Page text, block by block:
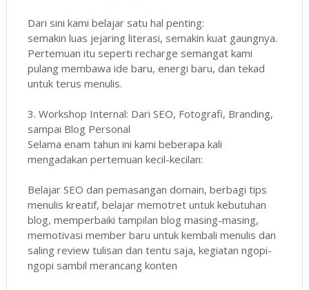
Dari sini kami belajar satu hal penting:
semakin luas jejaring literasi, semakin kuat gaungnya.
Pertemuan itu seperti recharge semangat kami
pulang membawa ide baru, energi baru, dan tekad
untuk terus menulis.
3. Workshop Internal: Dari SEO, Fotografi, Branding,
sampai Blog Personal
Selama enam tahun ini kami beberapa kali
mengadakan pertemuan kecil-kecilan:
Belajar SEO dan pemasangan domain, berbagi tips
menulis kreatif, belajar memotret untuk kebutuhan
blog, memperbaiki tampilan blog masing-masing,
memotivasi member baru untuk kembali menulis dan
saling review tulisan dan tentu saja, kegiatan ngopi-
ngopi sambil merancang konten